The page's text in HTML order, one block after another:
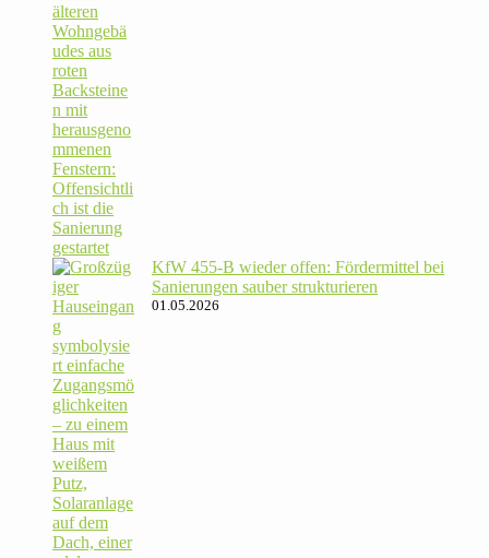
KfW 455‑B wieder offen: För­der­mittel bei
Sanie­rungen sauber strukturieren
01.05.2026